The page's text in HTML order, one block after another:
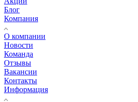
Блог
Компания
О компании
Новости
Команда
Отзывы
Вакансии
Контакты
Информация